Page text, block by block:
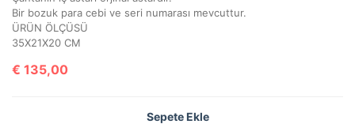
Bir bozuk para cebi ve seri numarası mevcuttur.
ÜRÜN ÖLÇÜSÜ
35X21X20 CM
€ 135,00
Sepete Ekle